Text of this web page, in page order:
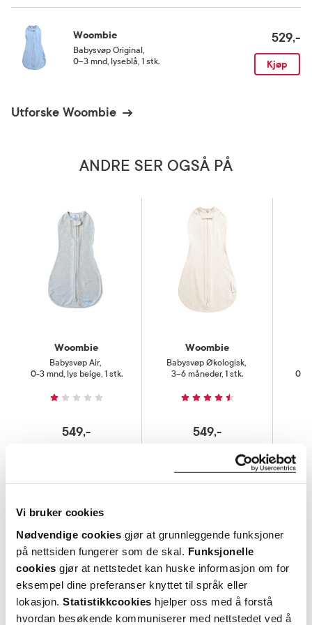
Vi bruker cookies
Nødvendige cookies gjør at grunnleggende funksjoner
på nettsiden fungerer som de skal. Funksjonelle
cookies gjør at nettstedet kan huske informasjon om for
eksempel dine preferanser knyttet til språk eller
lokasjon. Statistikkcookies hjelper oss med å forstå
hvordan besøkende kommuniserer med nettstedet ved å
Woombie
Babysvøp Original
0–3 mnd, lyseblå, 1 stk.
529,-
Kjøp
Utforske Woombie
ANDRE SER OGSÅ PÅ
Woombie
Babysvøp Air,
0-3 mnd, lys beige, 1 stk.
549,-
Woombie
Babysvøp Økologisk,
3–6 måneder, 1 stk.
549,-
0–3
ditt
Logg inn med BankID eller annen eID og få sikker
tilgang til alle dine resepter
Velg hvilke resepter du vil hente ut og hvordan du vil
ha dem levert
Få dine resepter levert raskt og trygt på avtalt måte
Kom i gang